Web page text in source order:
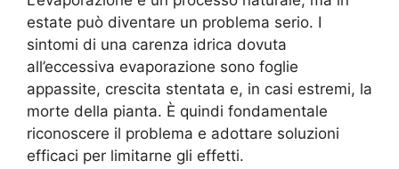
estate può diventare un problema serio. I
sintomi di una carenza idrica dovuta
all’eccessiva evaporazione sono foglie
appassite, crescita stentata e, in casi estremi, la
morte della pianta. È quindi fondamentale
riconoscere il problema e adottare soluzioni
efficaci per limitarne gli effetti.